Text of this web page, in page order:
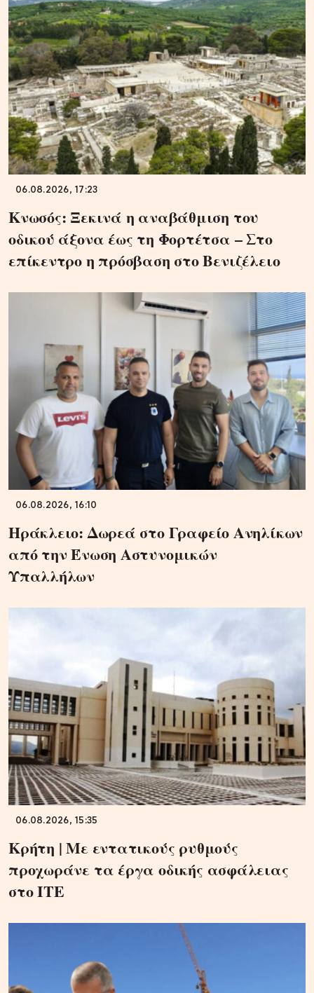
06.08.2026, 17:23
Κνωσός: Ξεκινά η αναβάθμιση του
οδικού άξονα έως τη Φορτέτσα – Στο
επίκεντρο η πρόσβαση στο Βενιζέλειο
06.08.2026, 16:10
Ηράκλειο: Δωρεά στο Γραφείο Ανηλίκων
από την Ένωση Αστυνομικών
Υπαλλήλων
06.08.2026, 15:35
Κρήτη | Με εντατικούς ρυθμούς
προχωράνε τα έργα οδικής ασφάλειας
στο ΙΤΕ